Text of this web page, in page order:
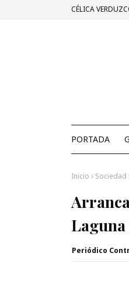
CÉLICA
PORTADA
Inicio Sociedad
Periódico